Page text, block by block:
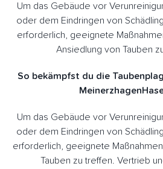
Um das Gebäude vor
oder dem Eindringen von
erforderlich, geeignete
Ansiedlung von Tauben
So bekämpfst du die
Um das Gebäude vor
oder dem Eindringen von
erforderlich, geeignete
Tauben zu treffen. Vertrieb